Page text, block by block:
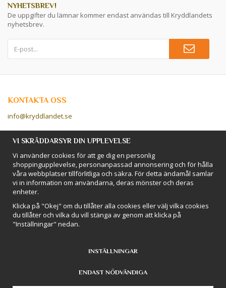
NYHETSBREV!
De uppgifter du lämnar kommer endast användas till Kryddlandets
nyhetsbrev.
KONTAKTA OSS
info@kryddlandet.se
Följ oss på Facebook!
Följ oss på Instagram!
BETALSÄTT
Hos Kryddlandet handlar du tryggt & säkert - och betalar enkelt med
kort, Klarna eller swish!
VI SKRÄDDARSYR DIN UPPLEVELSE
Vi använder cookies för att ge dig en personlig
shoppingupplevelse, personanpassad annonsering och för hålla
våra webbplatser tillförlitliga och säkra. För detta ändamål samlar
vi in information om användarna, deras mönster och deras
enheter.
Klicka på "Okej" om du tillåter alla cookies eller välj vilka cookies
du tillåter och vilka du vill stänga av genom att klicka på
"Inställningar" nedan.
INSTÄLLNINGAR
ENDAST NÖDVÄNDIGA